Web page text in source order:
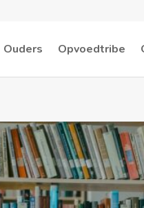
Ouders Opvoedtribe